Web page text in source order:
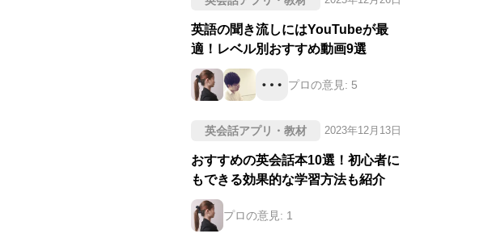
英語の聞き流しにはYouTubeが最
適！レベル別おすすめ動画9選
プロの意見: 5
英会話アプリ・教材 2023年12月13日
おすすめの英会話本10選！初心者に
もできる効果的な学習方法も紹介
プロの意見: 1